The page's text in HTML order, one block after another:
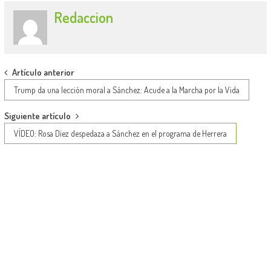
Redaccion
Post
navigation
Artículo anterior
Trump da una lección moral a Sánchez: Acude a la Marcha por la Vida
Siguiente artículo
VÍDEO: Rosa Díez despedaza a Sánchez en el programa de Herrera